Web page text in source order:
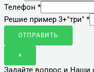
Телефон *
Решие пример 3+"три" *
ОТПРАВИТЬ
×
Задайте вопрос и Наши